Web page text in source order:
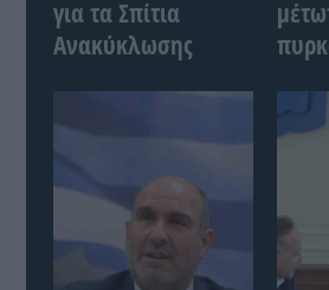
για τα Σπίτια
Ανακύκλωσης